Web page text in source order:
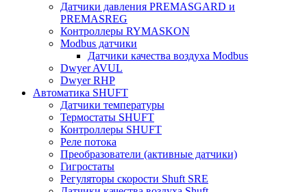
Датчики давления PREMASGARD и
PREMASREG
Контроллеры RYMASKON
Modbus датчики
Датчики качества воздуха Modbus
Dwyer AVUL
Dwyer RHP
Автоматика SHUFT
Датчики температуры
Термостаты SHUFT
Контроллеры SHUFT
Реле потока
Преобразователи (активные датчики)
Гигростаты
Регуляторы скорости Shuft SRE